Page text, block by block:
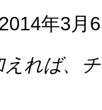
年3月
えれば、